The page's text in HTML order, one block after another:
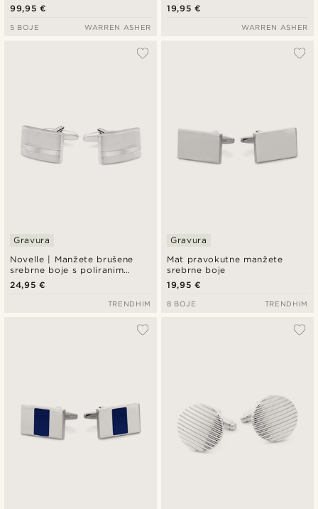
99,95 €
5 BOJE WARREN ASHER
19,95 €
WARREN ASHER
Novelle | Manžete brušene
srebrne boje s poliranim
detaljima
Gravura
24,95 €
TRENDHIM
Mat pravokutne manžete
srebrne boje
Gravura
19,95 €
8 BOJE TRENDHIM